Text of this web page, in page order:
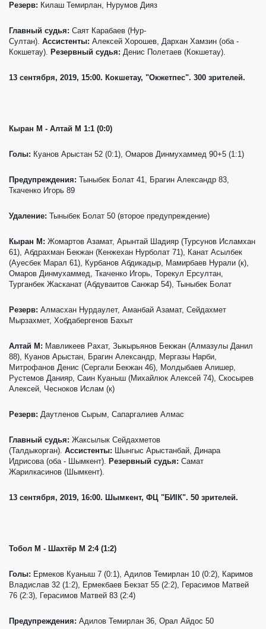
Резерв: Килаш Темирлан, Нурумов Дияз
Главный судья: Саят Карабаев (Нур-
Султан). Ассистенты: Алексей Хорошев, Дархан Хамзин (оба -
Кокшетау). Резервный судья: Денис Полетаев (Кокшетау).
13 сентября, 2019, 15:00. Кокшетау, "Окжетпес". 300 зрителей.
Кыран М - Алтай М 1:1 (0:0)
Голы: Куанов Арыстан 52 (0:1), Омаров Динмухаммед 90+5 (1:1)
Предупреждения: Тыныбек Болат 41, Брагин Александр 83,
Ткаченко Игорь 89
Удаление: Тыныбек Болат 50 (второе предупреждение)
Кыран М: Жомартов Азамат, Арынтай Шадияр (Турсунов Исламхан
61), Абдрахман Бекжан (Кенжехан Нурболат 71), Канат Асылбек
(Ауесбек Марал 61), Курбанов Абдикадыр, Мамирбаев Нурали (к),
Омаров Динмухаммед, Ткаченко Игорь, Торекул Ерсултан,
Турганбек Жасканат (Абдуваитов Санжар 54), Тыныбек Болат
Резерв: Алмасхан Нурдаулет, Аманбай Азамат, Сейдахмет
Мырзахмет, Хобдабергенов Бахыт
Алтай М: Мавликеев Рахат, Зыкырьянов Бекжан (Алмазулы Данил
88), Куанов Арыстан, Брагин Александр, Мергазы Нарби,
Митрофанов Денис (Сергали Бекжан 46), Молдыбаев Алишер,
Рустемов Данияр, Саин Куаныш (Михайлюк Алексей 74), Скосырев
Алексей, Чесноков Ислам (к)
Резерв: Даутленов Сырым, Сапаргалиев Алмас
Главный судья: Жаксылык Сейдахметов
(Талдыкорган). Ассистенты: Шынгыс Арыстанбай, Динара
Идрисова (оба - Шымкент). Резервный судья: Самат
Жарилкасинов (Шымкент).
13 сентября, 2019, 16:00. Шымкент, ФЦ "БИІК". 50 зрителей.
Тобол М - Шахтёр М 2:4 (1:2)
Голы: Ермеков Куаныш 7 (0:1), Адилов Темирлан 10 (0:2), Каримов
Владислав 32 (1:2), Ермекбаев Бекзат 55 (2:2), Герасимов Матвей
76 (2:3), Герасимов Матвей 83 (2:4)
Предупреждения: Адилов Темирлан 36, Орал Айдос 50